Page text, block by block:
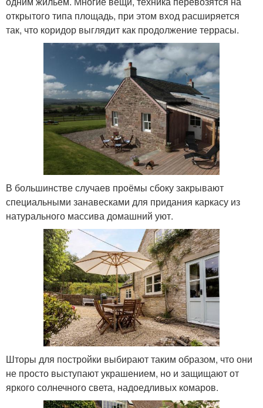
открытого типа площадь, при этом вход расширяется
так, что коридор выглядит как продолжение террасы.
В большинстве случаев проёмы сбоку закрывают
специальными занавесками для придания каркасу из
натурального массива домашний уют.
Шторы для постройки выбирают таким образом, что они
не просто выступают украшением, но и защищают от
яркого солнечного света, надоедливых комаров.